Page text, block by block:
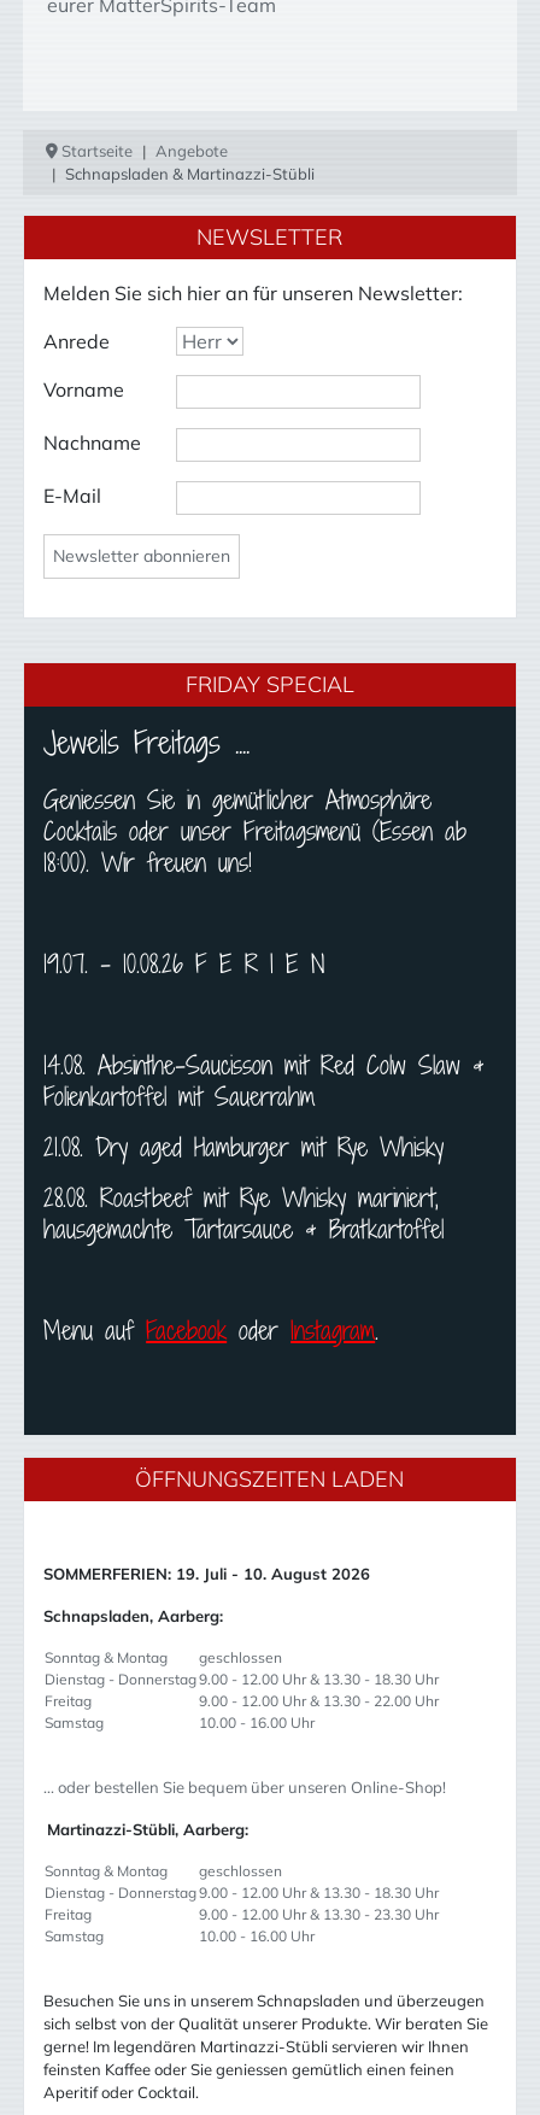
FRIDAY SPECIAL
Jeweils Freitags ....
Geniessen Sie in gemütlicher Atmosphäre
Cocktails oder unser Freitagsmenü (Essen ab
18:00). Wir freuen uns!
19.07. - 10.08.26 F E R I E N
14.08. Absinthe-Saucisson mit Red Colw Slaw &
Folienkartoffel mit Sauerrahm
21.08. Dry aged Hamburger mit Rye Whisky
28.08. Roastbeef mit Rye Whisky mariniert,
hausgemachte Tartarsauce & Bratkartoffel
Menu aufFacebookoderInstagram.
ÖFFNUNGSZEITEN LADEN
SOMMERFERIEN: 19. Juli - 10. August 2026
Schnapsladen, Aarberg:
Sonntag & Montag
geschlossen
Dienstag - Donnerstag9.00 - 12.00 Uhr & 13.30 - 18.30 Uhr
Freitag
9.00 - 12.00 Uhr & 13.30 - 22.00 Uhr
Samstag
10.00 - 16.00 Uhr
... oder bestellen Sie bequem über unseren Online-Shop!
Martinazzi-Stübli, Aarberg:
Sonntag & Montag
geschlossen
Dienstag - Donnerstag9.00 - 12.00 Uhr & 13.30 - 18.30 Uhr
Freitag
9.00 - 12.00 Uhr & 13.30 - 23.30 Uhr
Samstag
10.00 - 16.00 Uhr
Besuchen Sie uns in unserem Schnapsladen und überzeugen
sich selbst von der Qualität unserer Produkte. Wir beraten Sie
gerne! Im legendären Martinazzi-Stübli servieren wir Ihnen
feinsten Kaffee oder Sie geniessen gemütlich einen feinen
Aperitif oder Cocktail.
eurer MatterSpirits-Team
Startseite
Angebote
Schnapsladen & Martinazzi-Stübli
NEWSLETTER
Melden Sie sich hier an für unseren Newsletter:
Anrede
Vorname
Nachname
E-Mail